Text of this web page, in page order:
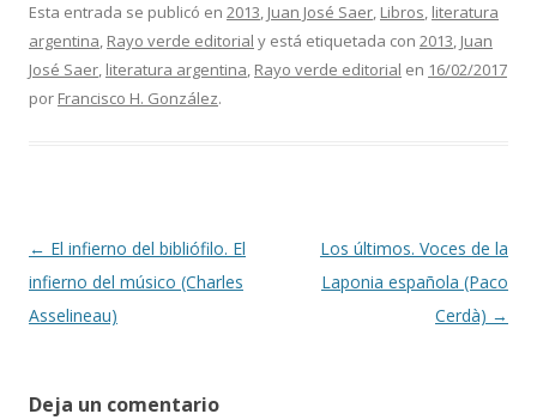
Esta entrada se publicó en 2013, Juan José Saer, Libros, literatura
argentina, Rayo verde editorial y está etiquetada con 2013, Juan
José Saer, literatura argentina, Rayo verde editorial en 16/02/2017
por Francisco H. González.
Navegación de entradas
← El infierno del bibliófilo. El
infierno del músico (Charles
Asselineau)
Los últimos. Voces de la
Laponia española (Paco
Cerdà) →
Deja un comentario